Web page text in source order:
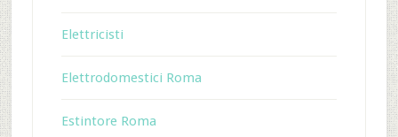
Elettricisti
Elettrodomestici Roma
Estintore Roma